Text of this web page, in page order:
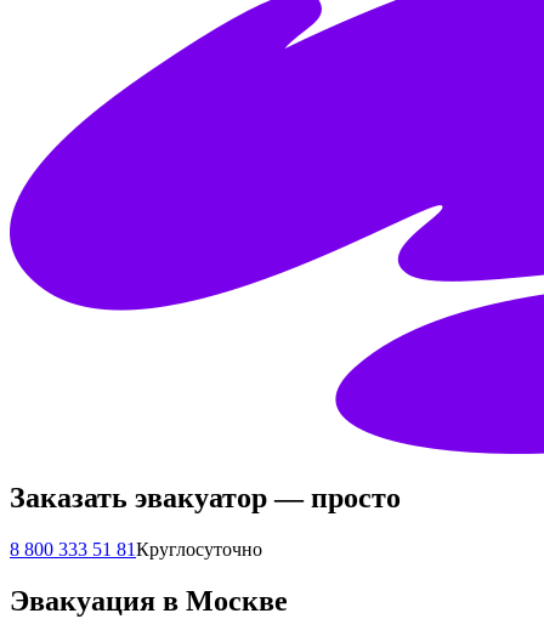
Заказать эвакуатор — просто
8 800 333 51 81Круглосуточно
Эвакуация в Москве